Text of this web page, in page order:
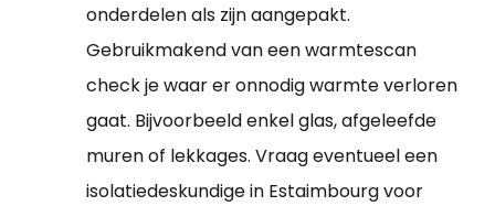
onderdelen als zijn aangepakt.
Gebruikmakend van een warmtescan
check je waar er onnodig warmte verloren
gaat. Bijvoorbeeld enkel glas, afgeleefde
muren of lekkages. Vraag eventueel een
isolatiedeskundige in Estaimbourg voor